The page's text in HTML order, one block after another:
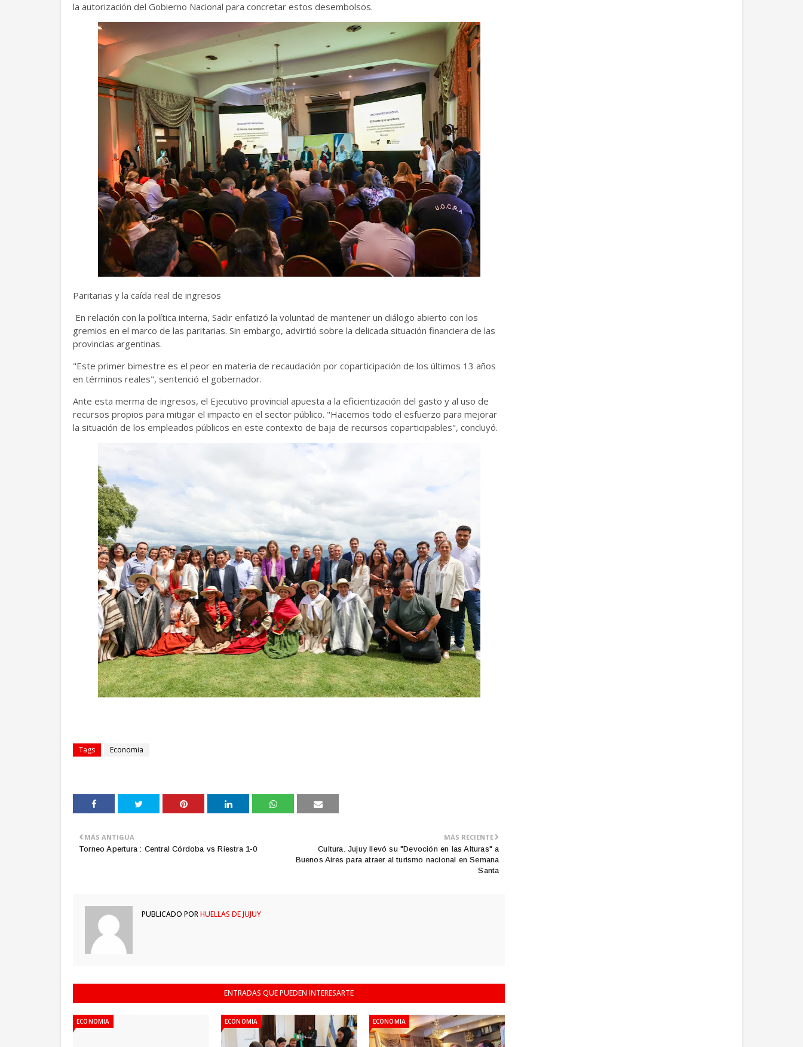
la autorización del Gobierno Nacional para concretar estos desembolsos.
Paritarias y la caída real de ingresos
En relación con la política interna, Sadir enfatizó la voluntad de mantener un diálogo abierto con los
gremios en el marco de las paritarias. Sin embargo, advirtió sobre la delicada situación financiera de las
provincias argentinas.
"Este primer bimestre es el peor en materia de recaudación por coparticipación de los últimos 13 años
en términos reales", sentenció el gobernador.
Ante esta merma de ingresos, el Ejecutivo provincial apuesta a la eficientización del gasto y al uso de
recursos propios para mitigar el impacto en el sector público. "Hacemos todo el esfuerzo para mejorar
la situación de los empleados públicos en este contexto de baja de recursos coparticipables", concluyó.
Tags Economia
MÁS RECIENTE
Cultura. Jujuy llevó su "Devoción en las Alturas" a
Buenos Aires para atraer al turismo nacional en Semana
Santa
MÁS ANTIGUA
Torneo Apertura : Central Córdoba vs Riestra 1-0
PUBLICADO PORHUELLAS DE JUJUY
ENTRADAS QUE PUEDEN INTERESARTE
ECONOMIA ECONOMIA ECONOMIA